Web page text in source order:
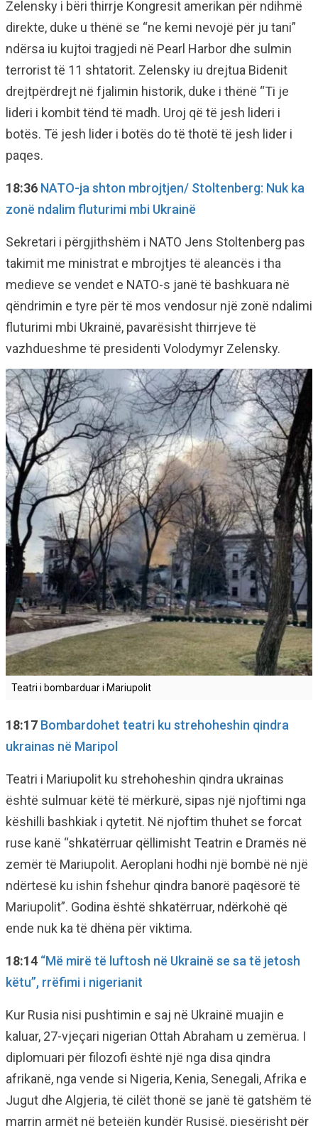
Zelensky i bëri thirrje Kongresit amerikan për ndihmë
direkte, duke u thënë se “ne kemi nevojë për ju tani”
ndërsa iu kujtoi tragjedi në Pearl Harbor dhe sulmin
terrorist të 11 shtatorit. Zelensky iu drejtua Bidenit
drejtpërdrejt në fjalimin historik, duke i thënë “Ti je
lideri i kombit tënd të madh. Uroj që të jesh lideri i
botës. Të jesh lider i botës do të thotë të jesh lider i
paqes.
18:36 NATO-ja shton mbrojtjen/ Stoltenberg: Nuk ka
zonë ndalim fluturimi mbi Ukrainë
Sekretari i përgjithshëm i NATO Jens Stoltenberg pas
takimit me ministrat e mbrojtjes të aleancës i tha
medieve se vendet e NATO-s janë të bashkuara në
qëndrimin e tyre për të mos vendosur një zonë ndalimi
fluturimi mbi Ukrainë, pavarësisht thirrjeve të
vazhdueshme të presidenti Volodymyr Zelensky.
Teatri i bombarduar i Mariupolit
18:17 Bombardohet teatri ku strehoheshin qindra
ukrainas në Maripol
Teatri i Mariupolit ku strehoheshin qindra ukrainas
është sulmuar këtë të mërkurë, sipas një njoftimi nga
këshilli bashkiak i qytetit. Në njoftim thuhet se forcat
ruse kanë “shkatërruar qëllimisht Teatrin e Dramës në
zemër të Mariupolit. Aeroplani hodhi një bombë në një
ndërtesë ku ishin fshehur qindra banorë paqësorë të
Mariupolit”. Godina është shkatërruar, ndërkohë që
ende nuk ka të dhëna për viktima.
18:14 “Më mirë të luftosh në Ukrainë se sa të jetosh
këtu”, rrëfimi i nigerianit
Kur Rusia nisi pushtimin e saj në Ukrainë muajin e
kaluar, 27-vjeçari nigerian Ottah Abraham u zemërua. I
diplomuari për filozofi është një nga disa qindra
afrikanë, nga vende si Nigeria, Kenia, Senegali, Afrika e
Jugut dhe Algjeria, të cilët thonë se janë të gatshëm të
marrin armët në betejën kundër Rusisë, pjesërisht për